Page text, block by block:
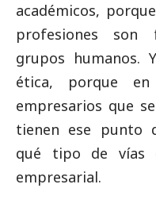
académicos,
profesiones son
grupos humanos.
ética, porque en
empresarios que
tienen ese punto
qué tipo de vías
empresarial.